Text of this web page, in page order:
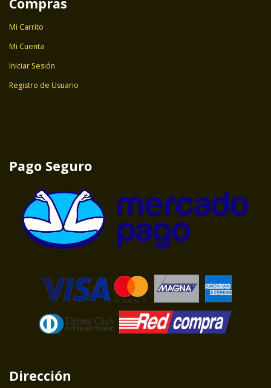
Compras
Mi Carrito
Mi Cuenta
Iniciar Sesión
Registro de Usuario
Pago Seguro
Dirección